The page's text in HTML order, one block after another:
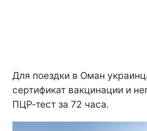
Для поездки в Оман
сертификат вакцинации и
ПЦР-тест за 72 часа.